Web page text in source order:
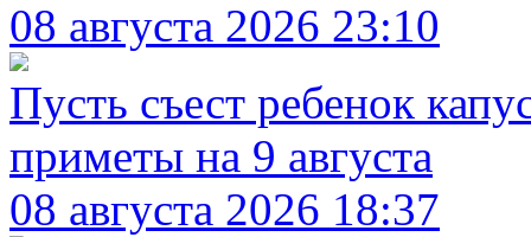
08 августа 2026 23:10
Пусть съест ребенок
приметы на 9 августа
08 августа 2026 18:37